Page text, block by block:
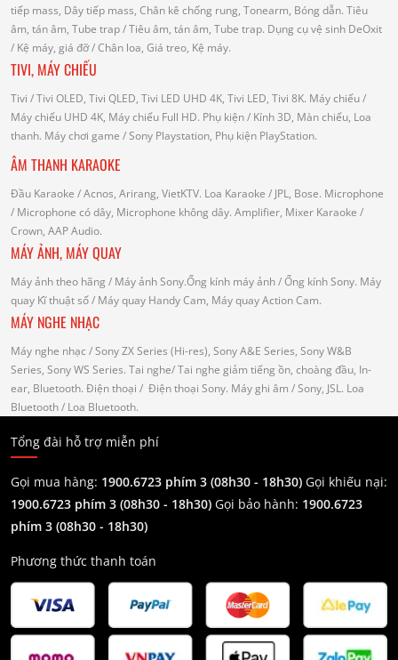
tiếp mass, Dây tiếp mass, Chân kê chống rung, Tonearm, Bóng dẫn. Tiêu
âm, tán âm, Tube trap/ Tiêu âm, tán âm, Tube trap. Dụng cụ vệ sinh DeOxit
/ Kệ máy, giá đỡ/ Chân loa, Giá treo, Kệ máy.
TIVI, MÁY CHIẾU
Tivi / Tivi OLED, Tivi QLED, Tivi LED UHD 4K, Tivi LED, Tivi 8K. Máy chiếu/
Máy chiếu UHD 4K, Máy chiếu Full HD. Phụ kiện/ Kính 3D, Màn chiếu, Loa
thanh. Máy chơi game / Sony Playstation, Phụ kiện PlayStation.
ÂM THANH KARAOKE
Đầu Karaoke / Acnos, Arirang, VietKTV. Loa Karaoke / JPL, Bose. Microphone
/ Microphone có dây, Microphone không dây. Amplifier, Mixer Karaoke /
Crown, AAP Audio.
MÁY ẢNH, MÁY QUAY
Máy ảnh theo hãng / Máy ảnh Sony.Ống kính máy ảnh / Ống kính Sony. Máy
quay Kĩ thuật số/ Máy quay Handy Cam, Máy quay Action Cam.
MÁY NGHE NHẠC
Máy nghe nhạc / Sony ZX Series (Hi-res), Sony A&E Series, Sony W&B
Series, Sony WS Series. Tai nghe/ Tai nghe giảm tiếng ồn, choàng đầu, In-
ear, Bluetooth. Điện thoại / Điện thoại Sony. Máy ghi âm / Sony, JSL. Loa
Bluetooth/ Loa Bluetooth.
Tổng đài hỗ trợ miễn phí
Gọi mua hàng: 1900.6723 phím 3 (08h30 - 18h30) Gọi khiếu nại:
1900.6723 phím 3 (08h30 - 18h30) Gọi bảo hành: 1900.6723
phím 3 (08h30 - 18h30)
Phương thức thanh toán